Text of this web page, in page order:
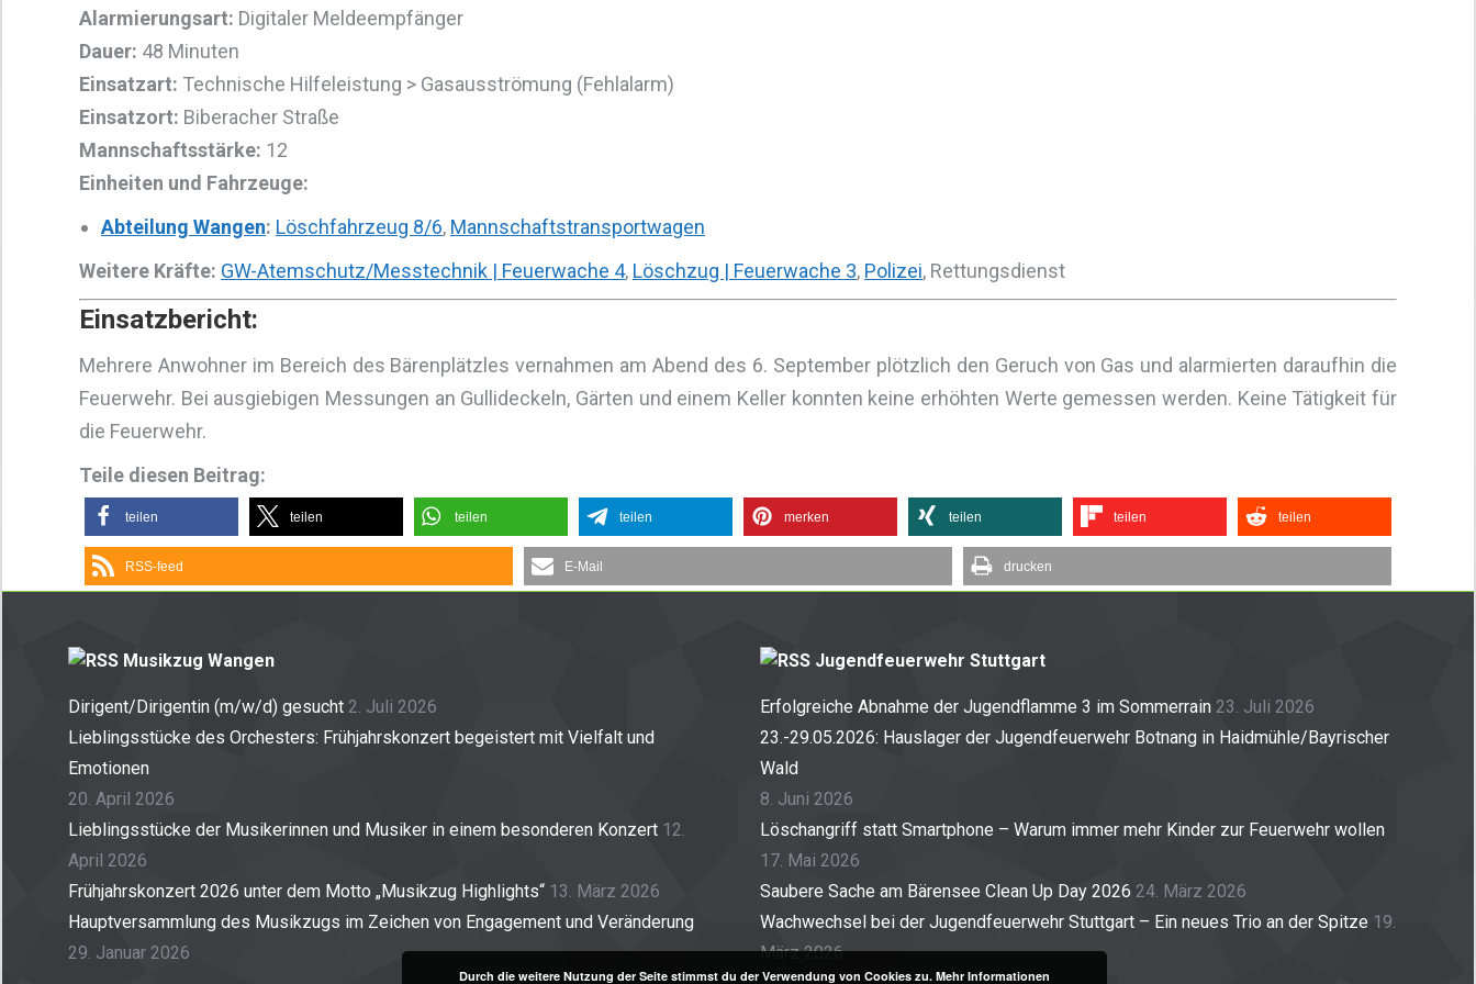
Alarmierungsart: Digitaler Meldeempfänger
Dauer: 48 Minuten
Einsatzart: Technische Hilfeleistung > Gasausströmung (Fehlalarm)
Einsatzort: Biberacher Straße
Mannschaftsstärke: 12
Einheiten und Fahrzeuge:
Abteilung Wangen: Löschfahrzeug 8/6, Mannschaftstransportwagen
Weitere Kräfte: GW-Atemschutz/Messtechnik | Feuerwache 4, Löschzug | Feuerwache 3, Polizei, Rettungsdienst
Einsatzbericht:
Mehrere Anwohner im Bereich des Bärenplätzles vernahmen am Abend des 6. September plötzlich den Geruch von Gas und alarmierten daraufhin die
Feuerwehr. Bei ausgiebigen Messungen an Gullideckeln, Gärten und einem Keller konnten keine erhöhten Werte gemessen werden. Keine Tätigkeit für
die Feuerwehr.
Teile diesen Beitrag:
teilen teilen teilen teilen merken teilen teilen teilen
RSS-feed E-Mail drucken
Musikzug Wangen
Dirigent/Dirigentin (m/w/d) gesucht 2. Juli 2026
Lieblingsstücke des Orchesters: Frühjahrskonzert begeistert mit Vielfalt und
Emotionen
20. April 2026
Lieblingsstücke der Musikerinnen und Musiker in einem besonderen Konzert 12.
April 2026
Frühjahrskonzert 2026 unter dem Motto „Musikzug Highlights“ 13. März 2026
Hauptversammlung des Musikzugs im Zeichen von Engagement und Veränderung
29. Januar 2026
Jugendfeuerwehr Stuttgart
Erfolgreiche Abnahme der Jugendflamme 3 im Sommerrain 23. Juli 2026
23.-29.05.2026: Hauslager der Jugendfeuerwehr Botnang in Haidmühle/Bayrischer
Wald
8. Juni 2026
Löschangriff statt Smartphone – Warum immer mehr Kinder zur Feuerwehr wollen
17. Mai 2026
Saubere Sache am Bärensee Clean Up Day 2026 24. März 2026
Wachwechsel bei der Jugendfeuerwehr Stuttgart – Ein neues Trio an der Spitze 19.
März 2026
Durch die weitere Nutzung der Seite stimmst du der Verwendung von Cookies zu. Mehr Informationen